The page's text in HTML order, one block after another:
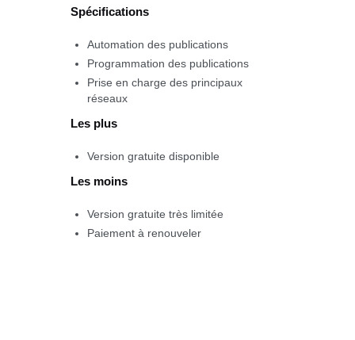
Spécifications
Automation des publications
Programmation des publications
Prise en charge des principaux
réseaux
Les plus
Version gratuite disponible
Les moins
Version gratuite très limitée
Paiement à renouveler